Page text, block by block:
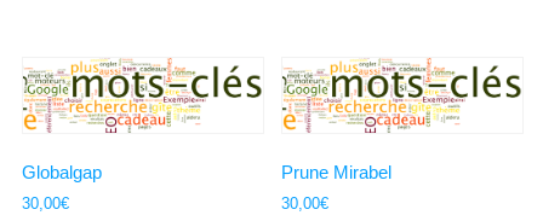
Globalgap
30,00€
Prune Mirabel
30,00€